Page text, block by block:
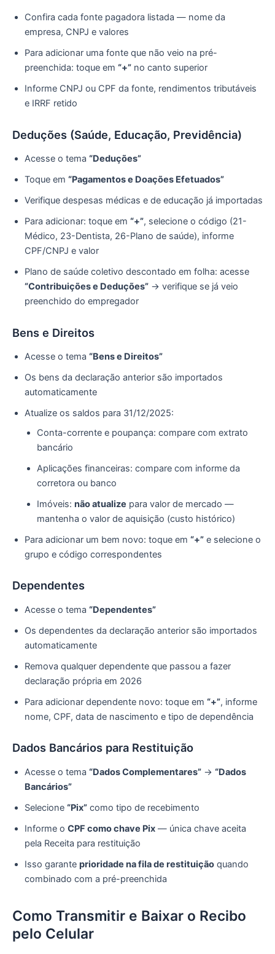
Confira cada fonte pagadora listada — nome da
empresa, CNPJ e valores
Para adicionar uma fonte que não veio na pré-
preenchida: toque em “+” no canto superior
Informe CNPJ ou CPF da fonte, rendimentos tributáveis
e IRRF retido
Deduções (Saúde, Educação, Previdência)
Acesse o tema “Deduções”
Toque em “Pagamentos e Doações Efetuados”
Verifique despesas médicas e de educação já importadas
Para adicionar: toque em “+”, selecione o código (21-
Médico, 23-Dentista, 26-Plano de saúde), informe
CPF/CNPJ e valor
Plano de saúde coletivo descontado em folha: acesse
“Contribuições e Deduções” → verifique se já veio
preenchido do empregador
Bens e Direitos
Acesse o tema “Bens e Direitos”
Os bens da declaração anterior são importados
automaticamente
Atualize os saldos para 31/12/2025:
Conta-corrente e poupança: compare com extrato
bancário
Aplicações financeiras: compare com informe da
corretora ou banco
Imóveis: não atualize para valor de mercado —
mantenha o valor de aquisição (custo histórico)
Para adicionar um bem novo: toque em “+” e selecione o
grupo e código correspondentes
Dependentes
Acesse o tema “Dependentes”
Os dependentes da declaração anterior são importados
automaticamente
Remova qualquer dependente que passou a fazer
declaração própria em 2026
Para adicionar dependente novo: toque em “+”, informe
nome, CPF, data de nascimento e tipo de dependência
Dados Bancários para Restituição
Acesse o tema “Dados Complementares” → “Dados
Bancários”
Selecione “Pix” como tipo de recebimento
Informe o CPF como chave Pix — única chave aceita
pela Receita para restituição
Isso garante prioridade na fila de restituição quando
combinado com a pré-preenchida
Como Transmitir e Baixar o Recibo
pelo Celular